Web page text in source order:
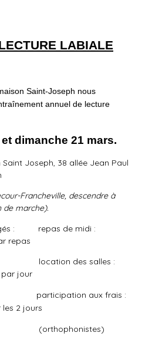
LABIALE
Saint-Joseph nous
annuel de lecture
dimanche 21 mars.
Joseph, 38 allée Jean Paul
Francheville, descendre à
de marche).
: repas de midi :
repas
des salles :
jour
aux frais :
2 jours